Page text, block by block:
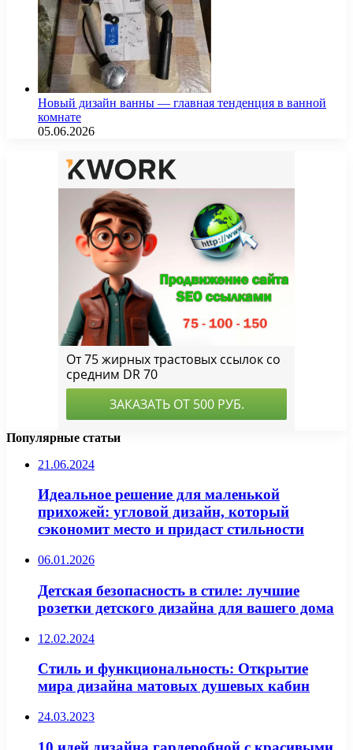
Новый дизайн ванны — главная тенденция в ванной
комнате
05.06.2026
Популярные статьи
21.06.2024
Идеальное решение для маленькой
прихожей: угловой дизайн, который
сэкономит место и придаст стильности
06.01.2026
Детская безопасность в стиле: лучшие
розетки детского дизайна для вашего дома
12.02.2024
Стиль и функциональность: Открытие
мира дизайна матовых душевых кабин
24.03.2023